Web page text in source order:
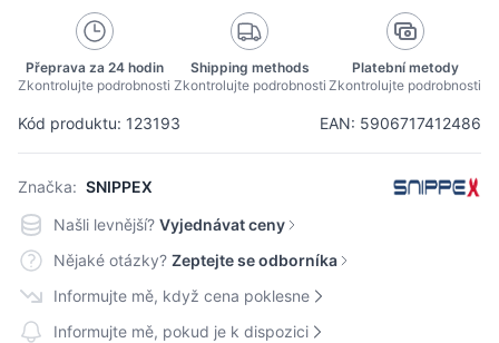
Kód produktu: 123193 EAN: 5906717412486
Značka: SNIPPEX
Přeprava za 24 hodin
Zkontrolujte podrobnosti
Shipping methods
Zkontrolujte podrobnosti
Platební metody
Zkontrolujte podrobnosti
Našli levnější? Vyjednávat ceny
Nějaké otázky? Zeptejte se odborníka
Informujte mě, když cena poklesne
Informujte mě, pokud je k dispozici